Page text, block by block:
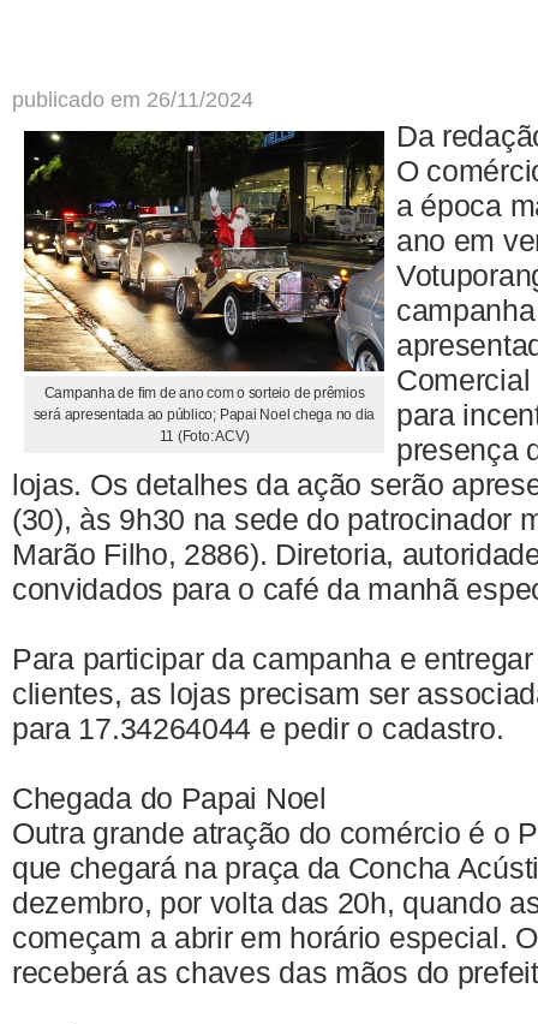
publicado em 26/11/2024
Campanha de fim de ano com o sorteio de prêmios
será apresentada ao público; Papai Noel chega no dia
11 (Foto: ACV)
Da
O
a época
ano em
para
presença
lojas. Os detalhes da ação serão
(30), às 9h30 na sede do patrocinador
Marão Filho, 2886). Diretoria,
convidados para o café da manhã
Para participar da campanha e
clientes, as lojas precisam ser
para 17.34264044 e pedir o cadastro.
Chegada do Papai Noel
Outra grande atração do comércio é o
que chegará na praça da Concha
dezembro, por volta das 20h, quando
começam a abrir em horário especial.
receberá as chaves das mãos do